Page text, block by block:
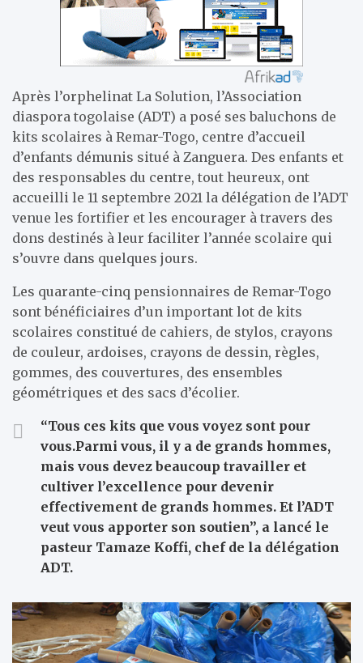
Après l’orphelinat La Solution, l’Association
diaspora togolaise (ADT) a posé ses baluchons de
kits scolaires à Remar-Togo, centre d’accueil
d’enfants démunis situé à Zanguera. Des enfants et
des responsables du centre, tout heureux, ont
accueilli le 11 septembre 2021 la délégation de l’ADT
venue les fortifier et les encourager à travers des
dons destinés à leur faciliter l’année scolaire qui
s’ouvre dans quelques jours.
Les quarante-cinq pensionnaires de Remar-Togo
sont bénéficiaires d’un important lot de kits
scolaires constitué de cahiers, de stylos, crayons
de couleur, ardoises, crayons de dessin, règles,
gommes, des couvertures, des ensembles
géométriques et des sacs d’écolier.
“Tous ces kits que vous voyez sont pour
vous.Parmi vous, il y a de grands hommes,
mais vous devez beaucoup travailler et
cultiver l’excellence pour devenir
effectivement de grands hommes. Et l’ADT
veut vous apporter son soutien”, a lancé le
pasteur Tamaze Koffi, chef de la délégation
ADT.